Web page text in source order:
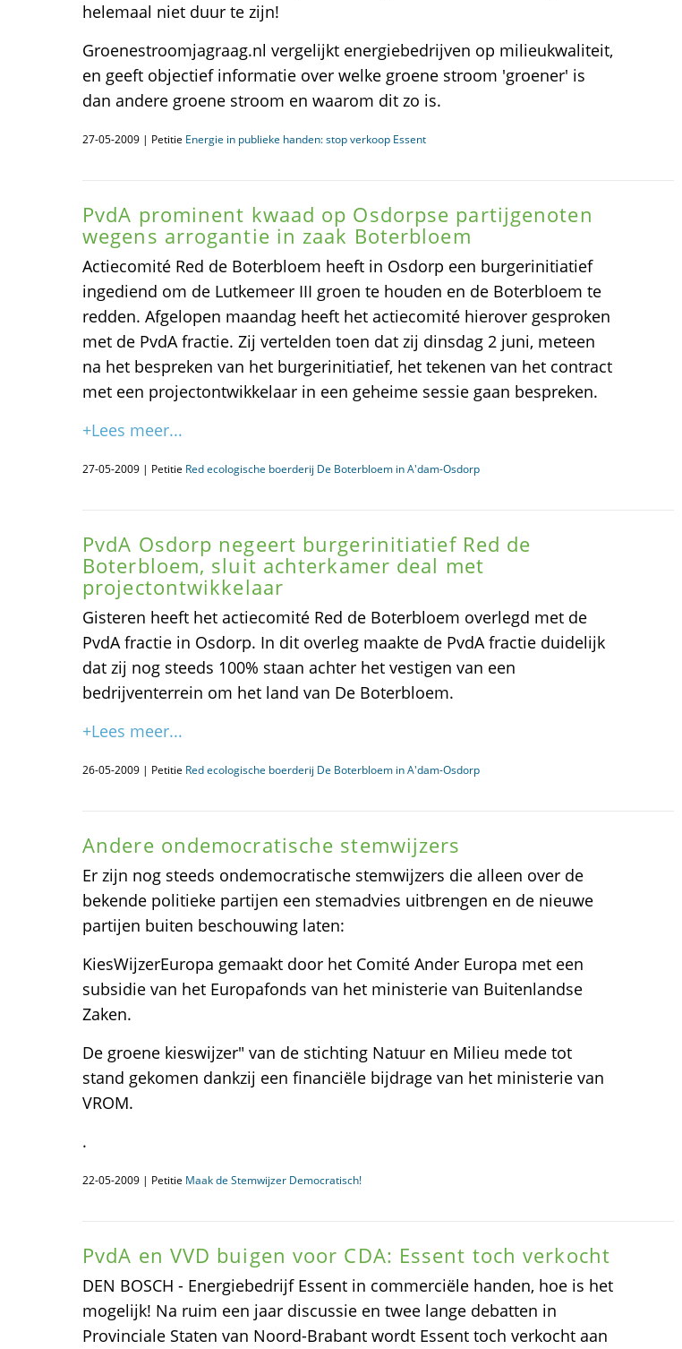
helemaal niet duur te zijn!
Groenestroomjagraag.nl vergelijkt energiebedrijven op milieukwaliteit,
en geeft objectief informatie over welke groene stroom 'groener' is
dan andere groene stroom en waarom dit zo is.
27-05-2009 | Petitie Energie in publieke handen: stop verkoop Essent
PvdA prominent kwaad op Osdorpse partijgenoten
wegens arrogantie in zaak Boterbloem
Actiecomité Red de Boterbloem heeft in Osdorp een burgerinitiatief
ingediend om de Lutkemeer III groen te houden en de Boterbloem te
redden. Afgelopen maandag heeft het actiecomité hierover gesproken
met de PvdA fractie. Zij vertelden toen dat zij dinsdag 2 juni, meteen
na het bespreken van het burgerinitiatief, het tekenen van het contract
met een projectontwikkelaar in een geheime sessie gaan bespreken.
+Lees meer...
27-05-2009 | Petitie Red ecologische boerderij De Boterbloem in A'dam-Osdorp
PvdA Osdorp negeert burgerinitiatief Red de
Boterbloem, sluit achterkamer deal met
projectontwikkelaar
Gisteren heeft het actiecomité Red de Boterbloem overlegd met de
PvdA fractie in Osdorp. In dit overleg maakte de PvdA fractie duidelijk
dat zij nog steeds 100% staan achter het vestigen van een
bedrijventerrein om het land van De Boterbloem.
+Lees meer...
26-05-2009 | Petitie Red ecologische boerderij De Boterbloem in A'dam-Osdorp
Andere ondemocratische stemwijzers
Er zijn nog steeds ondemocratische stemwijzers die alleen over de
bekende politieke partijen een stemadvies uitbrengen en de nieuwe
partijen buiten beschouwing laten:
KiesWijzerEuropa gemaakt door het Comité Ander Europa met een
subsidie van het Europafonds van het ministerie van Buitenlandse
Zaken.
De groene kieswijzer" van de stichting Natuur en Milieu mede tot
stand gekomen dankzij een financiële bijdrage van het ministerie van
VROM.
.
22-05-2009 | Petitie Maak de Stemwijzer Democratisch!
PvdA en VVD buigen voor CDA: Essent toch verkocht
DEN BOSCH - Energiebedrijf Essent in commerciële handen, hoe is het
mogelijk! Na ruim een jaar discussie en twee lange debatten in
Provinciale Staten van Noord-Brabant wordt Essent toch verkocht aan